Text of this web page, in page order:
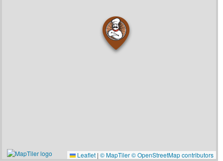
Leaflet | © MapTiler© OpenStreetMap contributors